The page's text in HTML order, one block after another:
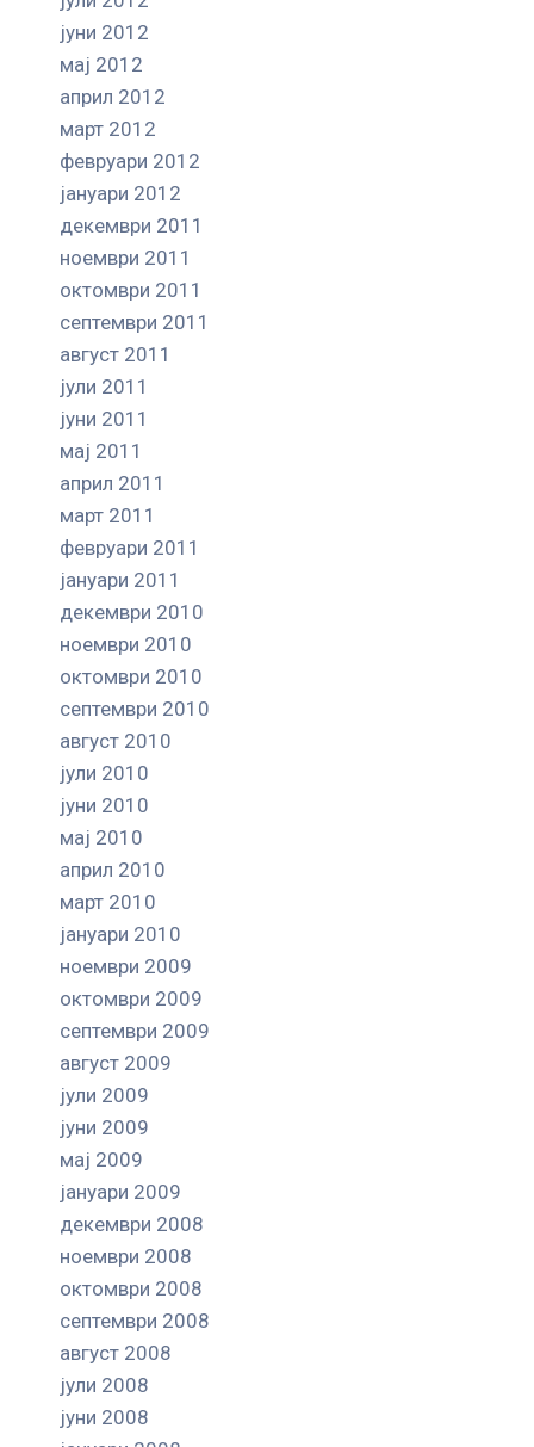
јуни 2012
мај 2012
април 2012
март 2012
февруари 2012
јануари 2012
декември 2011
ноември 2011
октомври 2011
септември 2011
август 2011
јули 2011
јуни 2011
мај 2011
април 2011
март 2011
февруари 2011
јануари 2011
декември 2010
ноември 2010
октомври 2010
септември 2010
август 2010
јули 2010
јуни 2010
мај 2010
април 2010
март 2010
јануари 2010
ноември 2009
октомври 2009
септември 2009
август 2009
јули 2009
јуни 2009
мај 2009
јануари 2009
декември 2008
ноември 2008
октомври 2008
септември 2008
август 2008
јули 2008
јуни 2008